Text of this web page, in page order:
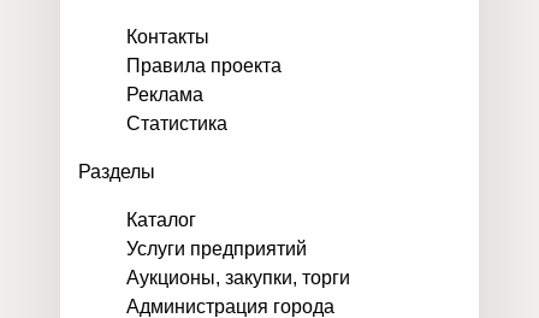
Контакты
Правила проекта
Реклама
Статистика
Разделы
Каталог
Услуги предприятий
Аукционы, закупки, торги
Администрация города